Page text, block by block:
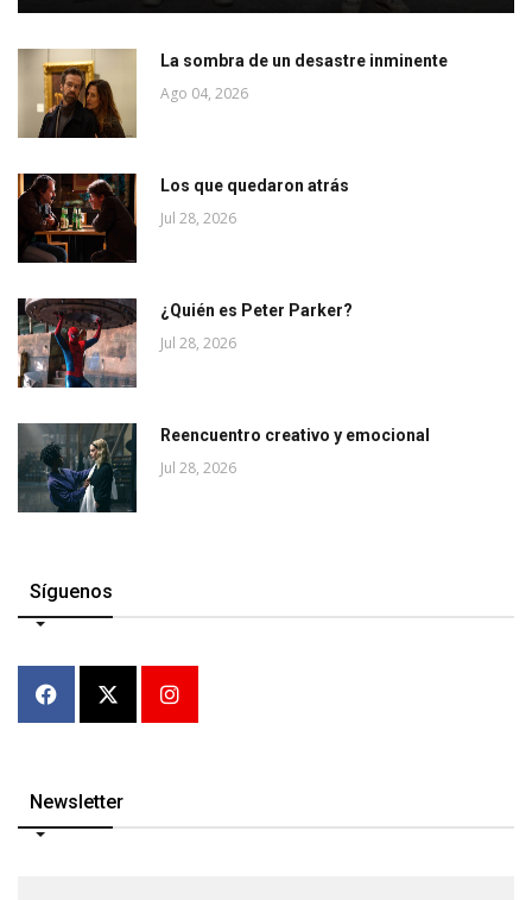
La sombra de un desastre inminente
Ago 04, 2026
Los que quedaron atrás
Jul 28, 2026
¿Quién es Peter Parker?
Jul 28, 2026
Reencuentro creativo y emocional
Jul 28, 2026
Síguenos
Newsletter